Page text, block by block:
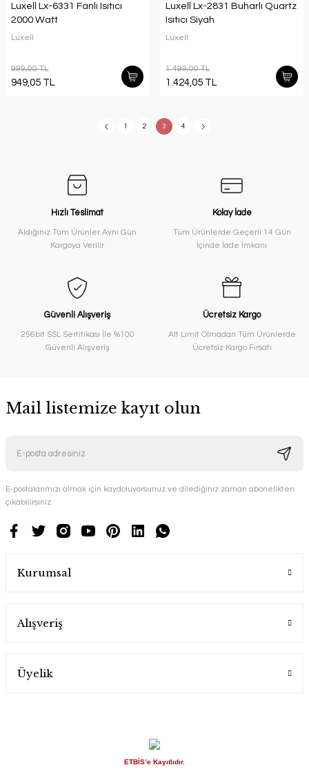
Luxell Lx-6331 Fanlı Isıtıcı
2000 Watt
Luxell
999,00 TL
949,05 TL
Luxell Lx-2831 Buharlı Quartz
Isıtıcı Siyah
Luxell
1.499,00 TL
1.424,05 TL
1 2 3 4
Hızlı Teslimat
Aldığınız Tüm Ürünler Aynı Gün
Kargoya Verilir
Kolay İade
Tüm Ürünlerde Geçerli 14 Gün
İçinde İade İmkanı
Güvenli Alışveriş
256bit SSL Sertifikası İle %100
Güvenli Alışveriş
Ücretsiz Kargo
Alt Limit Olmadan Tüm Ürünlerde
Ücretsiz Kargo Fırsatı
Mail listemize kayıt olun
E-postalarımızı almak için kaydoluyorsunuz ve dilediğiniz zaman abonelikten
çıkabilirsiniz.
Kurumsal
Alışveriş
Üyelik
ETBİS’e Kayıtlıdır.